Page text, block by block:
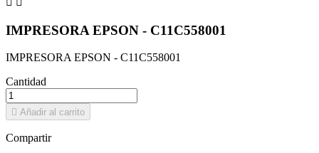
IMPRESORA EPSON - C11C558001
IMPRESORA EPSON - C11C558001
Cantidad
 Añadir al carrito
Compartir